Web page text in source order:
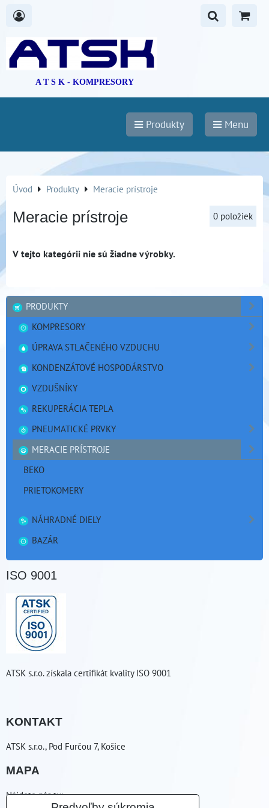
A T S K - KOMPRESORY
Produkty Menu
Úvod Produkty Meracie prístroje
Meracie prístroje 0 položiek
PRODUKTY
KOMPRESORY
ÚPRAVA STLAČENÉHO VZDUCHU
KONDENZÁTOVÉ HOSPODÁRSTVO
VZDUŠNÍKY
REKUPERÁCIA TEPLA
PNEUMATICKÉ PRVKY
MERACIE PRÍSTROJE
BEKO
PRIETOKOMERY
NÁHRADNÉ DIELY
BAZÁR
ISO 9001
ATSK s.r.o. získala certifikát kvality ISO 9001
KONTAKT
ATSK s.r.o., Pod Furčou 7, Košice
MAPA
Nájdete nás tu: